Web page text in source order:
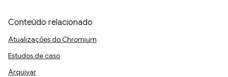
Conteúdo relacionado
Atualizações do Chromium
Estudos de caso
Arquivar